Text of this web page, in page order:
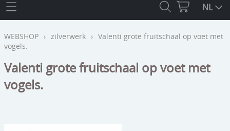
THE RETROHOUSE
WEBSHOP
religie
beelden
KLANT WORDEN / INLOGGEN
NL
WEBSHOP › zilverwerk › Valenti grote fruitschaal op voet met
vogels.
Valenti grote fruitschaal op voet met
vogels.